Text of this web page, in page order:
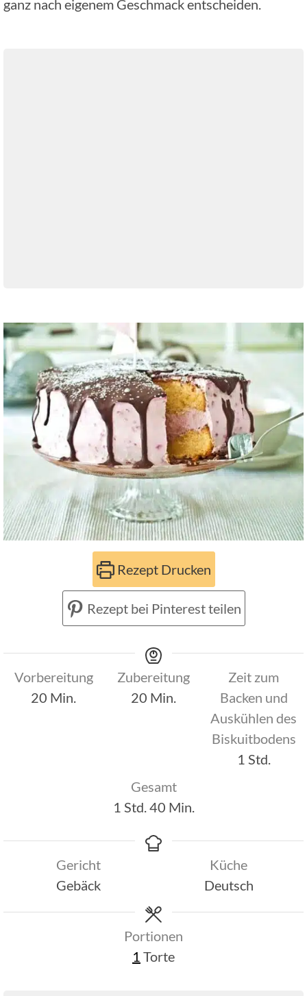
ganz nach eigenem Geschmack entscheiden.
Rezept Drucken
Rezept bei Pinterest teilen
Vorbereitung
20 Minuten
Min.
Zubereitung
20 Minuten
Min.
Zeit zum
Backen und
Auskühlen des
Biskuitbodens
1 Stunde
Std.
Gesamt
1 Stunde
Std. 40Minuten
Min.
Gericht
Gebäck
Küche
Deutsch
Portionen
1 Torte